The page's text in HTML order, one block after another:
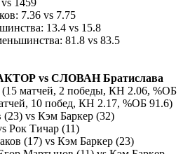
7.36 vs 7.75
13.4 vs 15.8
81.8 vs 83.5
vs СЛОВАН Братислава
матчей, 2 победы, КН 2.06, %ОБ
10 побед, КН 2.17, %ОБ 91.6)
(23) vs Кэм Баркер (32)
Рок Тичар (11)
(17) vs Кэм Баркер (23)